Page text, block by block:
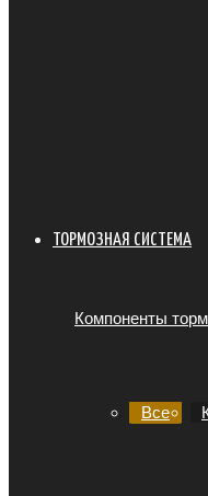
ТОРМОЗНАЯ СИСТЕМА
Компоненты
Все